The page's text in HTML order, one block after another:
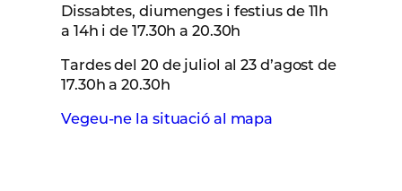
Dissabtes, diumenges i festius de 11h
a 14h i de 17.30h a 20.30h
Tardes del 20 de juliol al 23 d’agost de
17.30h a 20.30h
Vegeu-ne la situació al mapa